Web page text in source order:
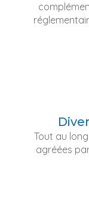
Tout au
agréées